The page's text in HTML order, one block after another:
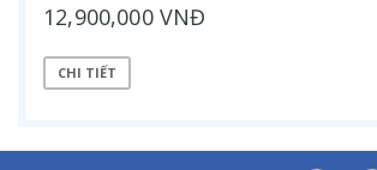
12,900,000 VNĐ
CHI TIẾT